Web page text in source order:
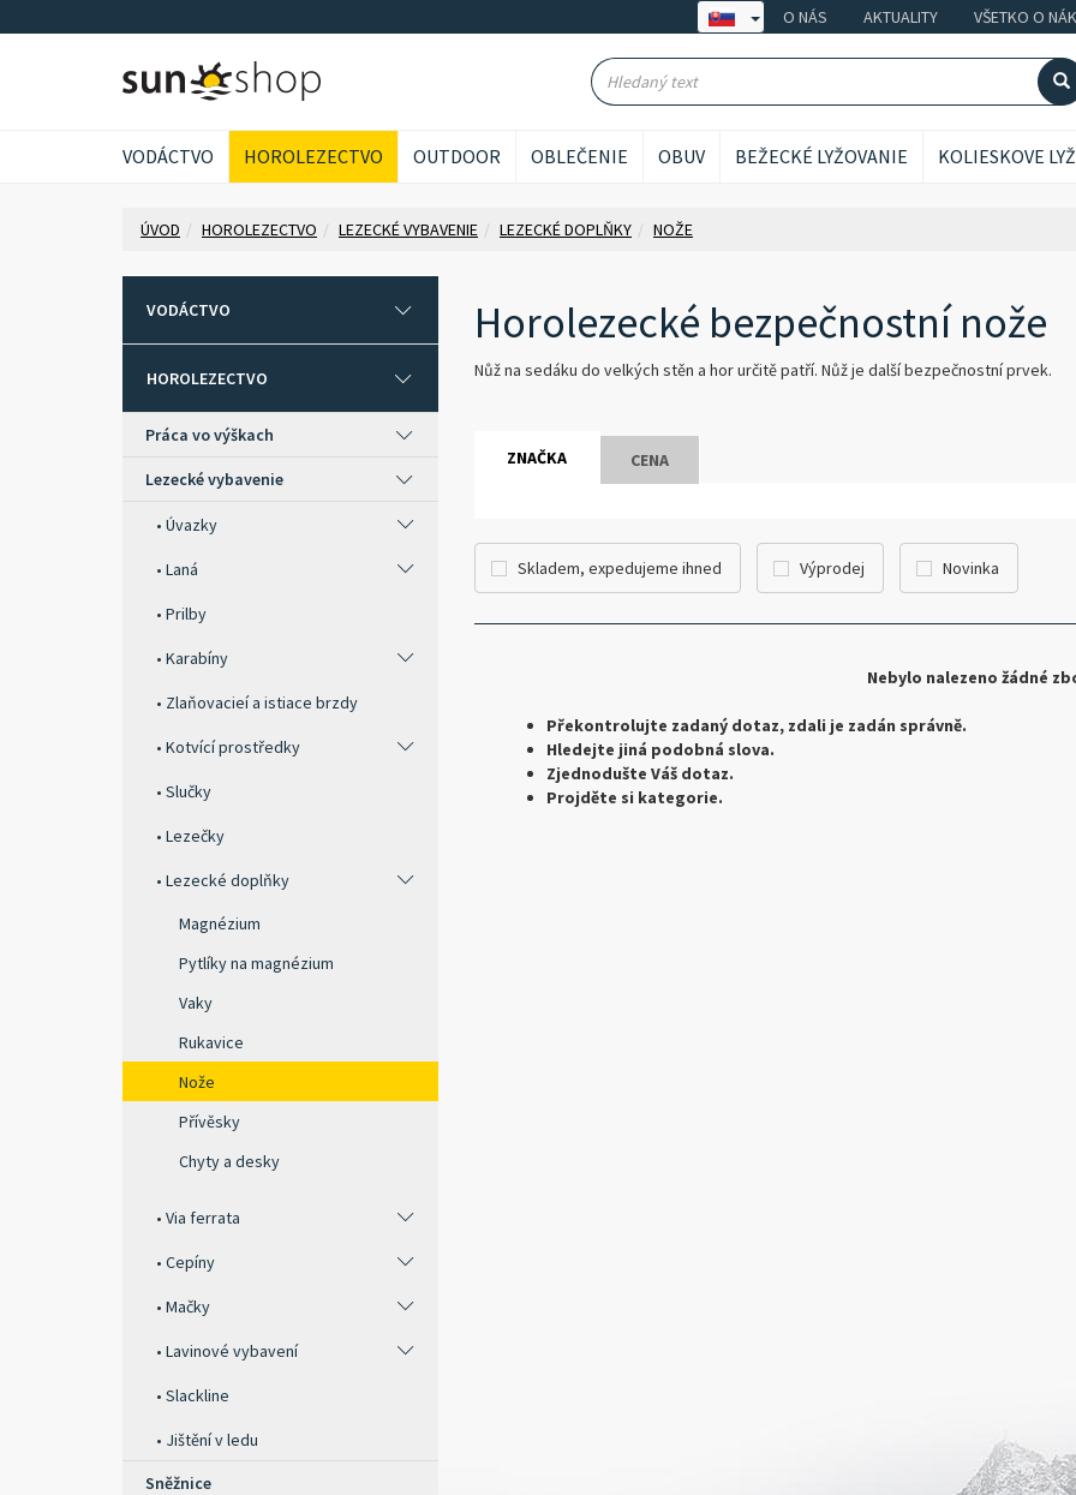
O NÁS AKTUALITY VŠETKO O
VODÁCTVO HOROLEZECTVO OUTDOOR OBLEČENIE OBUV BEŽECKÉ LYŽOVANIE KOLIESKOVE
ÚVOD HOROLEZECTVO LEZECKÉ VYBAVENIE LEZECKÉ DOPLŇKY NOŽE
VODÁCTVO
HOROLEZECTVO
Práca vo výškach
Lezecké vybavenie
Úvazky
Laná
Prilby
Karabíny
Zlaňovacieí a istiace brzdy
Kotvící prostředky
Slučky
Lezečky
Lezecké doplňky
Magnézium
Pytlíky na magnézium
Vaky
Rukavice
Nože
Přívěsky
Chyty a desky
Via ferrata
Cepíny
Mačky
Lavinové vybavení
Slackline
Jištění v ledu
Sněžnice
Horolezecké bezpečnostní nože
Nůž na sedáku do velkých stěn a hor určitě patří. Nůž je další bezpečnostní prvek.
ZNAČKA CENA
Skladem, expedujeme ihned Výprodej Novinka
Nebylo nalezeno žádné
Překontrolujte zadaný dotaz, zdali je zadán správně.
Hledejte jiná podobná slova.
Zjednodušte Váš dotaz.
Projděte si kategorie.